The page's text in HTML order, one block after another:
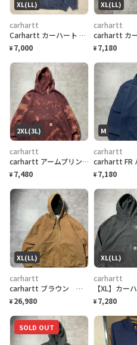
XL(LL)
carhartt
Carhartt カーハート フルジップ スウェットパーカー 企業ロゴ刺繍 メンズXL 古着 ORIGINAL FIT RAIN DEFENDER アメカジ トレーナー 裏起毛 紺色
¥ 7,000
XL(LL)
carhartt
¥ 7,180
2XL(3L)
carhartt
carhartt アームプリント ブリーチ加工 ワインレッド スウェット パーカー フーディ
¥ 7,480
M
carhartt
¥ 7,180
XL(LL)
carhartt
carhartt ブラウン ダック生地 アクティブパーカー アクティブジャケット
¥ 26,980
XL(LL)
carhartt
¥ 7,280
SOLD OUT